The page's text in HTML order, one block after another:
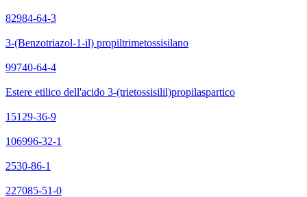
82984-64-3
3-(Benzotriazol-1-il) propiltrimetossisilano
99740-64-4
Estere etilico dell'acido 3-(trietossisilil)propilaspartico
15129-36-9
106996-32-1
2530-86-1
227085-51-0